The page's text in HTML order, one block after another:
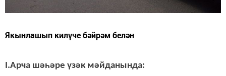
Якынлашып килүче бәйрәм белән
I.Арча шәһәре үзәк мәйданында: